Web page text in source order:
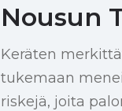
Nousun
Keräten
tukemaan
riskejä, joita